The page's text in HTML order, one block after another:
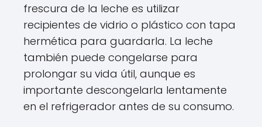
frescura de la leche es utilizar
recipientes de vidrio o plástico con tapa
hermética para guardarla. La leche
también puede congelarse para
prolongar su vida útil, aunque es
importante descongelarla lentamente
en el refrigerador antes de su consumo.